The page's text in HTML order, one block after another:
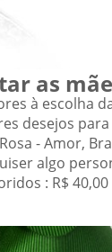
as
à escolha
desejos
- Amor,
algo
: R$